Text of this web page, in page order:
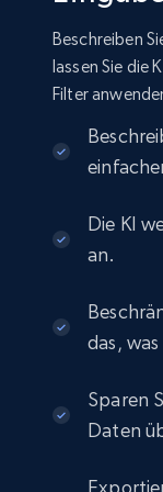
info, Stars,
eCommerce
2.5K+
eBay
Seller
more.
eCommerce
Beschreiben
lassen Sie die
Filter
Die KI
an.
das,
Sparen
Daten